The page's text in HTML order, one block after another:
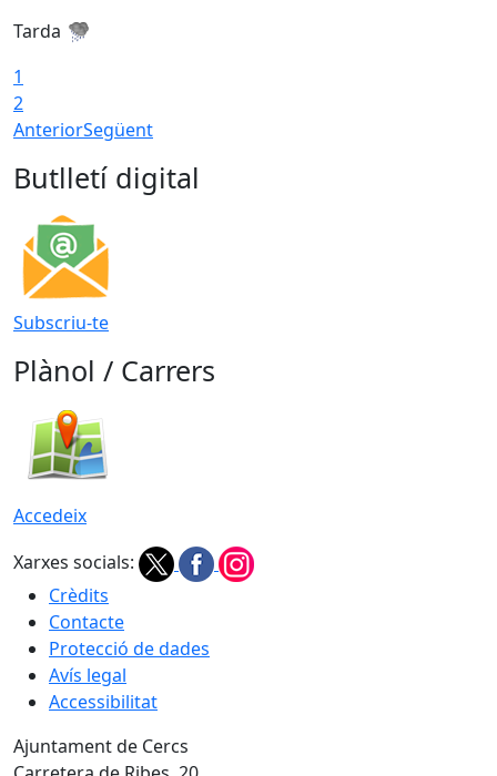
Tarda
1
2
AnteriorSegüent
Butlletí digital
Subscriu-te
Plànol / Carrers
Accedeix
Xarxes socials:
Crèdits
Contacte
Protecció de dades
Avís legal
Accessibilitat
Ajuntament de Cercs